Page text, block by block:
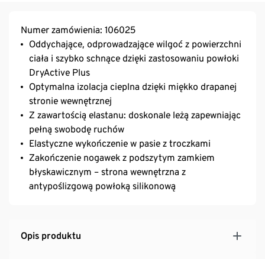
Numer zamówienia: 106025
Oddychające, odprowadzające wilgoć z powierzchni
ciała i szybko schnące dzięki zastosowaniu powłoki
DryActive Plus
Optymalna izolacja cieplna dzięki miękko drapanej
stronie wewnętrznej
Z zawartością elastanu: doskonale leżą zapewniając
pełną swobodę ruchów
Elastyczne wykończenie w pasie z troczkami
Zakończenie nogawek z podszytym zamkiem
błyskawicznym – strona wewnętrzna z
antypoślizgową powłoką silikonową
Opis produktu